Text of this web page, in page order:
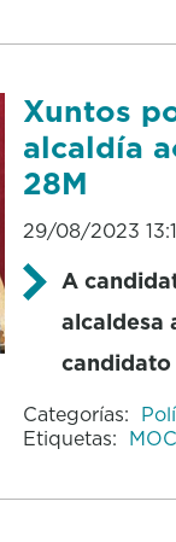
Xuntos
alcaldía
28M
29/08/2023
A
alcaldesa
candidato
Categorías:
Etiquetas: